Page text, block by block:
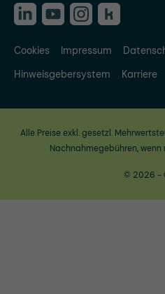
Cookies Impressum
Hinweisgebersystem
Karriere
Alle Preise exkl. gesetzl.
Nachnahmegebühren,
© 2026 -